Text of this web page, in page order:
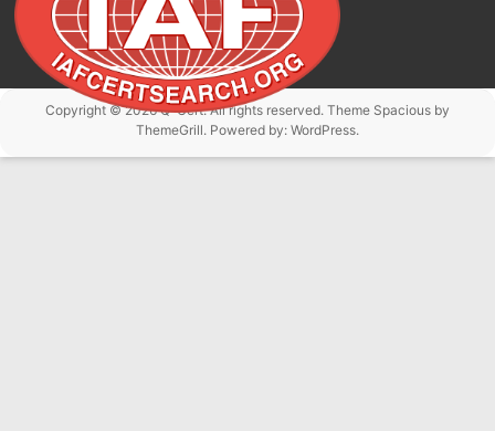
Copyright © 2026Q-Cert. All rights reserved. Theme Spaciousby
ThemeGrill. Powered by: WordPress.